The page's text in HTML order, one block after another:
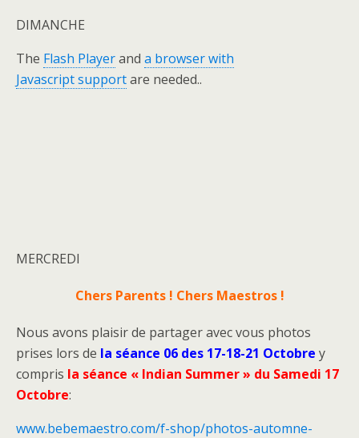
DIMANCHE
The Flash Playerand a browser with
Javascript supportare needed..
MERCREDI
Chers Parents ! Chers Maestros !
Nous avons plaisir de partager avec vous photos
prises lors de la séance 06 des 17-18-21 Octobre y
compris la séance « Indian Summer » du Samedi 17
Octobre:
www.bebemaestro.com/f-shop/photos-automne-